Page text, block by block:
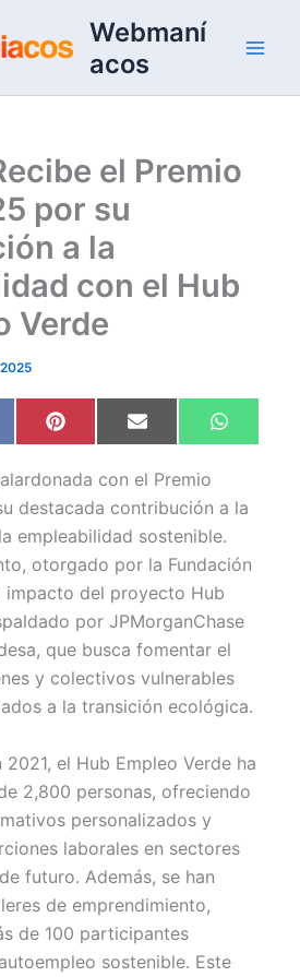
Webmaní
acos
el Premio
por su
a la
con el Hub
Verde
Compartir
en
P
i
t
e
r
e
s
Compartir
en
E
m
i
l
en
W
h
A
p
con el Premio
destacada contribución a la
empleabilidad sostenible.
otorgado por la Fundación
impacto del proyecto Hub
por JPMorganChase
que busca fomentar el
y colectivos vulnerables
a la transición ecológica.
el Hub Empleo Verde ha
2,800 personas, ofreciendo
personalizados y
laborales en sectores
futuro. Además, se han
de emprendimiento,
de 100 participantes
sostenible. Este